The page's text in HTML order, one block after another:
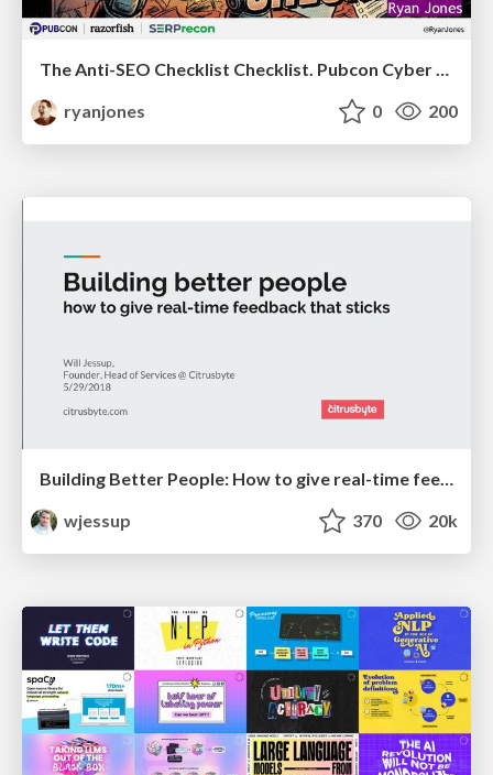
The Anti-SEO Checklist Checklist. Pubcon Cyber Week
ryanjones
0 200
Building Better People: How to give real-time feedback that sticks.
wjessup
370 20k